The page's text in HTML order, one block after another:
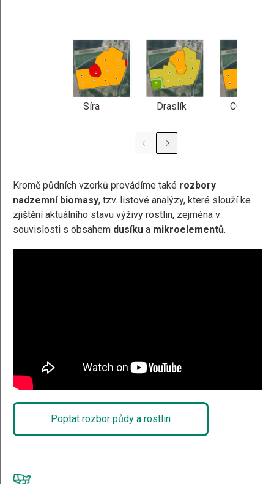
Síra Draslík COx
Kromě půdních vzorků provádíme také rozbory
nadzemní biomasy, tzv. listové analýzy, které slouží ke
zjištění aktuálního stavu výživy rostlin, zejména v
souvislosti s obsahem dusíku a mikroelementů.
Poptat rozbor půdy a rostlin